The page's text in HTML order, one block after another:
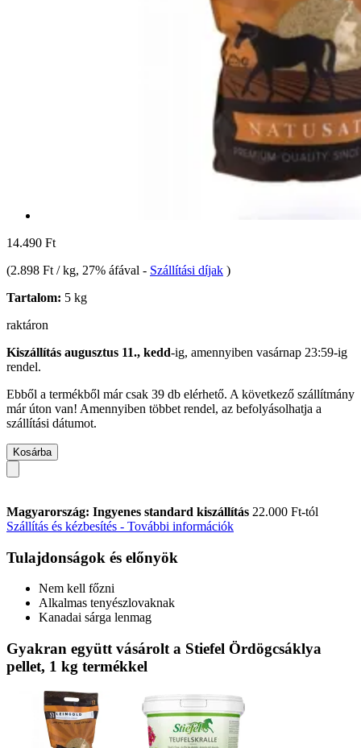
14.490 Ft
(2.898 Ft / kg, 27% áfával - Szállítási díjak )
Tartalom: 5 kg
raktáron
Kiszállítás augusztus 11., kedd-ig, amennyiben vasárnap 23:59-ig
rendel.
Ebből a termékből már csak 39 db elérhető. A következő szállítmány
már úton van! Amennyiben többet rendel, az befolyásolhatja a
szállítási dátumot.
Kosárba
Magyarország: Ingyenes standard kiszállítás 22.000 Ft-tól
Szállítás és kézbesítés - További információk
Tulajdonságok és előnyök
Nem kell főzni
Alkalmas tenyészlovaknak
Kanadai sárga lenmag
Gyakran együtt vásárolt a Stiefel Ördögcsáklya
pellet, 1 kg termékkel